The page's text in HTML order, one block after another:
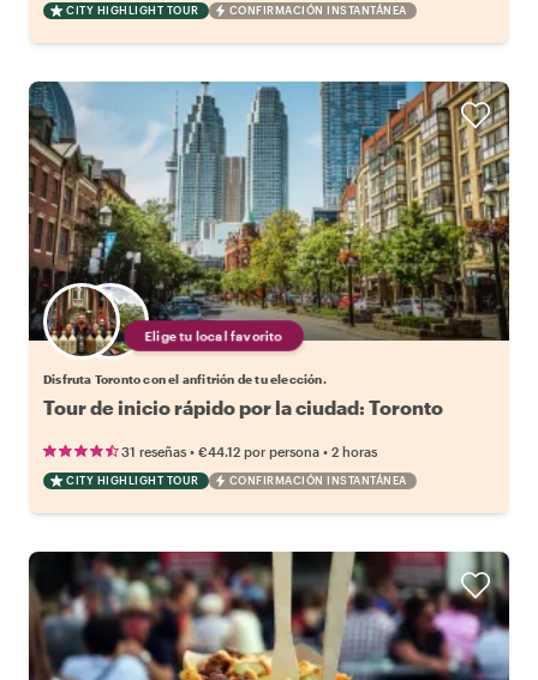
CITY HIGHLIGHT TOUR CONFIRMACIÓN INSTANTÁNEA
Elige tu local favorito
Disfruta Toronto con el anfitrión de tu elección.
Tour de inicio rápido por la ciudad: Toronto
31 reseñas • €44.12 por persona • 2 horas
CITY HIGHLIGHT TOUR CONFIRMACIÓN INSTANTÁNEA